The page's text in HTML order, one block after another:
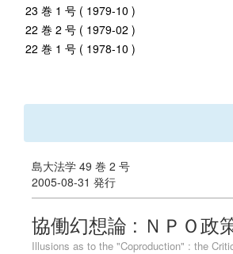
23 巻 1 号 ( 1979-10 )
22 巻 2 号 ( 1979-02 )
22 巻 1 号 ( 1978-10 )
島大法学 49 巻 2 号
2005-08-31 発行
協働幻想論 : ＮＰＯ政
Illusions as to the "Coproduction" : the